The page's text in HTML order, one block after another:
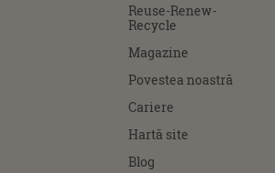
Reuse-Renew-
Recycle
Magazine
Povestea noastră
Cariere
Hartă site
Blog